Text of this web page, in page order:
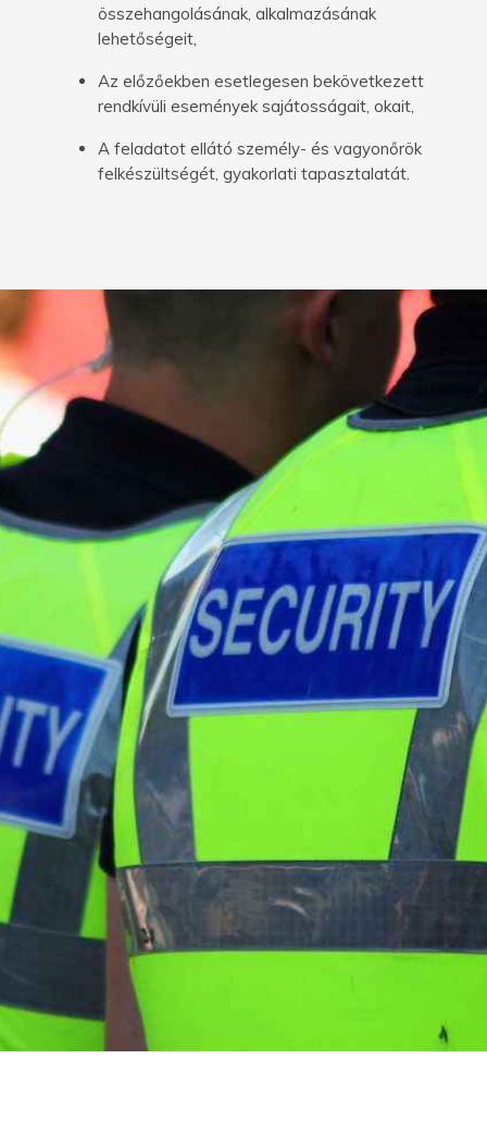
összehangolásának, alkalmazásának
lehetőségeit,
Az előzőekben esetlegesen bekövetkezett
rendkívüli események sajátosságait, okait,
A feladatot ellátó személy- és vagyonőrök
felkészültségét, gyakorlati tapasztalatát.